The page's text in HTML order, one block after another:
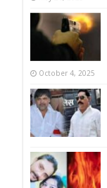
October 4, 2025